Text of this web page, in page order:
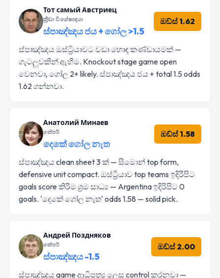
Тот самый Австриец
ක්‍රීඩා විශේෂඥයා
ස්පාඤ්ඤය ජය + ගෝල >1.5
ඔඩ්ස් 1.62
ස්පාඤ්ඤය ඔස්ට්‍රියාවට වඩා හොඳ කණ්ඩායමක් —
ගැටලුවකින් ඇහීම. Knockout stage game open
වෙනවා, ගෝල 2+ likely. ස්පාඤ්ඤය ජය + total 1.5 odds
1.62 ගන්නවා.
Анатолий Минаев
කේපර්
දෙකේ ගෝල නැත
ඔඩ්ස් 1.58
ස්පාඤ්ඤය clean sheet 3 ක් — සිමොන් top form,
defensive unit compact. ඔස්ට්‍රියාව top teams ඉදිරිපිට
goals score කිරීම ශ්‍රම සාධ්‍ය — Argentina ඉදිරිපිට 0
goals. 'දෙකේ ගෝල නැත' odds 1.58 — solid pick.
Андрей Поздняков
කේපර්
ස්පාඤ්ඤය -1.5
ඔඩ්ස් 2.00
ස්පාඤ්ඤය game ආධිපත්‍ය ලෙස control කරනවා —